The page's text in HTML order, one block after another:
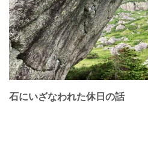
石にいざなわれた休日の話